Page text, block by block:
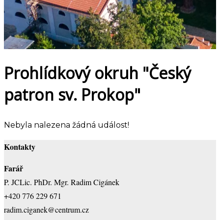
Prohlídkový okruh "Český
patron sv. Prokop"
Nebyla nalezena žádná událost!
Kontakty
Farář
P. JCLic. PhDr. Mgr. Radim Cigánek
+420 776 229 671
radim.ciganek@centrum.cz